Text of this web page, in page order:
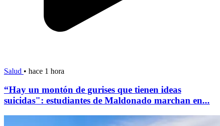
Salud • hace 1 hora
“Hay un montón de gurises que tienen ideas
suicidas": estudiantes de Maldonado marchan en...